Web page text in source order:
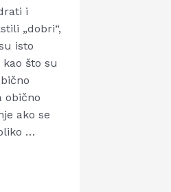
i
„dobri“,
isto
što su
obično
ako se
…